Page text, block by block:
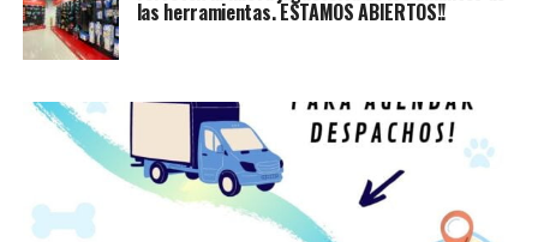
las herramientas. ESTAMOS ABIERTOS!!